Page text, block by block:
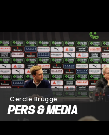
Cercle Brugge
PERS & MEDIA